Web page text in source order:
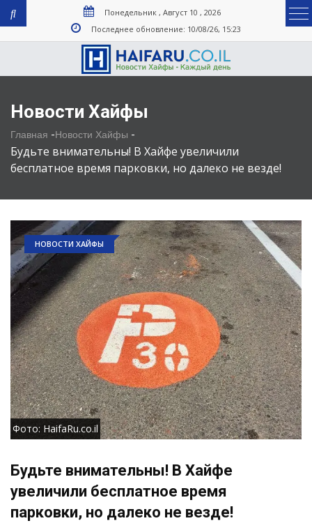
Понедельник , Август 10 , 2026
Последнее обновление: 10/08/26, 15:23
Новости Хайфы
Главная -Новости Хайфы -
Будьте внимательны! В Хайфе увеличили
бесплатное время парковки, но далеко не везде!
НОВОСТИ ХАЙФЫ
Фото: HaifaRu.co.il
Будьте внимательны! В Хайфе
увеличили бесплатное время
парковки, но далеко не везде!